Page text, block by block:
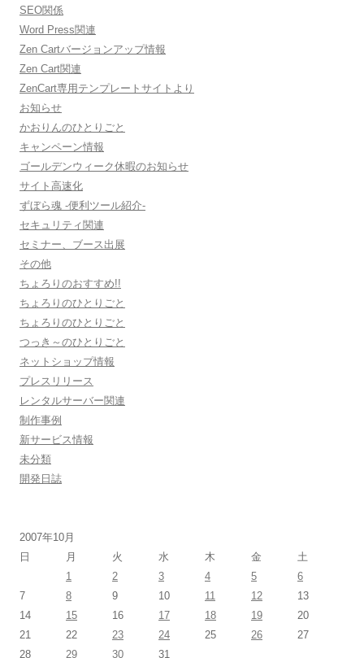
SEO関係
Word Press関連
Zen Cartバージョンアップ情報
Zen Cart関連
ZenCart専用テンプレートサイトより
お知らせ
かおりんのひとりごと
キャンペーン情報
ゴールデンウィーク休暇のお知らせ
サイト高速化
ずぼら魂 -便利ツール紹介-
セキュリティ関連
セミナー、ブース出展
その他
ちょろりのおすすめ!!
ちょろりのひとりごと
ちょろりのひとりごと
つっき～のひとりごと
ネットショップ情報
プレスリリース
レンタルサーバー関連
制作事例
新サービス情報
未分類
開発日誌
2007年10月
日
月 火 水 木 金
土
1
2 3 4 5
6
7
8 9 10 11 12
13
14
15 16 17 18 19
20
21
22 23 24 25 26
27
28
29 30 31